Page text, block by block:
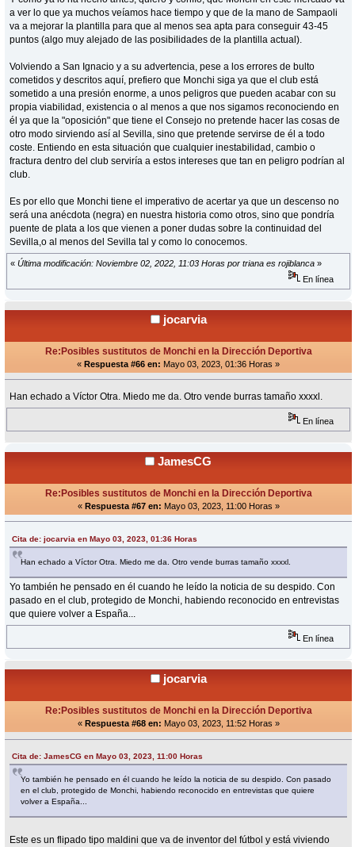
a ver lo que ya muchos veíamos hace tiempo y que de la mano de Sampaoli
va a mejorar la plantilla para que al menos sea apta para conseguir 43-45
puntos (algo muy alejado de las posibilidades de la plantilla actual).
Volviendo a San Ignacio y a su advertencia, pese a los errores de bulto
cometidos y descritos aquí, prefiero que Monchi siga ya que el club está
sometido a una presión enorme, a unos peligros que pueden acabar con su
propia viabilidad, existencia o al menos a que nos sigamos reconociendo en
él ya que la "oposición" que tiene el Consejo no pretende hacer las cosas de
otro modo sirviendo así al Sevilla, sino que pretende servirse de él a todo
coste. Entiendo en esta situación que cualquier inestabilidad, cambio o
fractura dentro del club serviría a estos intereses que tan en peligro podrían al
club.
Es por ello que Monchi tiene el imperativo de acertar ya que un descenso no
será una anécdota (negra) en nuestra historia como otros, sino que pondría
puente de plata a los que vienen a poner dudas sobre la continuidad del
Sevilla,o al menos del Sevilla tal y como lo conocemos.
« Última modificación: Noviembre 02, 2022, 11:03 Horas por triana es rojiblanca »
En línea
jocarvia
Re:Posibles sustitutos de Monchi en la Dirección Deportiva
« Respuesta #66 en: Mayo 03, 2023, 01:36 Horas »
Han echado a Víctor Otra. Miedo me da. Otro vende burras tamaño xxxxl.
En línea
JamesCG
Re:Posibles sustitutos de Monchi en la Dirección Deportiva
« Respuesta #67 en: Mayo 03, 2023, 11:00 Horas »
Cita de: jocarvia en Mayo 03, 2023, 01:36 Horas
Han echado a Víctor Otra. Miedo me da. Otro vende burras tamaño xxxxl.
Yo también he pensado en él cuando he leído la noticia de su despido. Con
pasado en el club, protegido de Monchi, habiendo reconocido en entrevistas
que quiere volver a España...
En línea
jocarvia
Re:Posibles sustitutos de Monchi en la Dirección Deportiva
« Respuesta #68 en: Mayo 03, 2023, 11:52 Horas »
Cita de: JamesCG en Mayo 03, 2023, 11:00 Horas
Yo también he pensado en él cuando he leído la noticia de su despido. Con pasado
en el club, protegido de Monchi, habiendo reconocido en entrevistas que quiere
volver a España...
Este es un flipado tipo maldini que va de inventor del fútbol y está viviendo